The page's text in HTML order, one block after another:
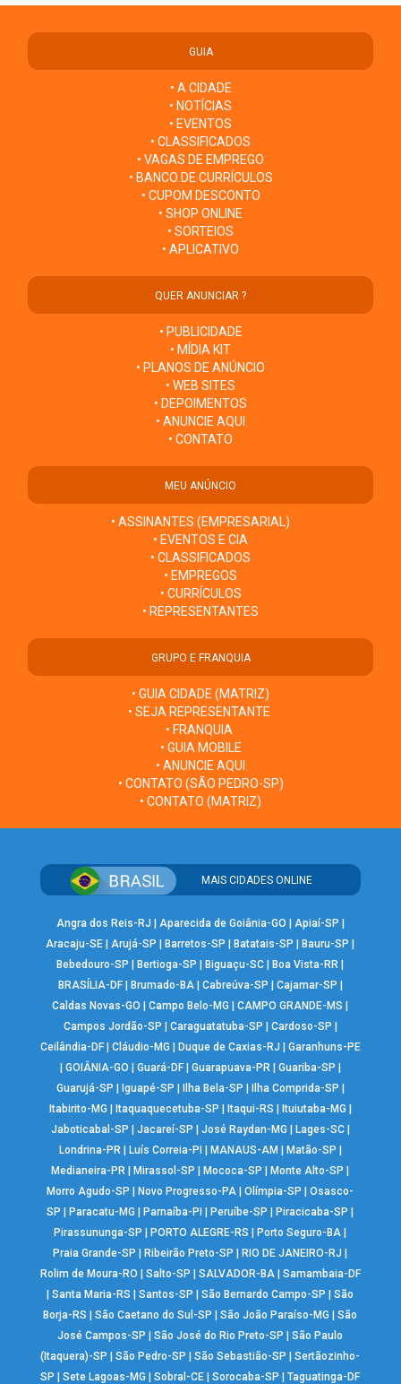
GUIA
• A CIDADE
• NOTÍCIAS
• EVENTOS
• CLASSIFICADOS
• VAGAS DE EMPREGO
• BANCO DE CURRÍCULOS
• CUPOM DESCONTO
• SHOP ONLINE
• SORTEIOS
• APLICATIVO
QUER ANUNCIAR ?
• PUBLICIDADE
• MÍDIA KIT
• PLANOS DE ANÚNCIO
• WEB SITES
• DEPOIMENTOS
• ANUNCIE AQUI
• CONTATO
MEU ANÚNCIO
• ASSINANTES (EMPRESARIAL)
• EVENTOS E CIA
• CLASSIFICADOS
• EMPREGOS
• CURRÍCULOS
• REPRESENTANTES
GRUPO E FRANQUIA
• GUIA CIDADE (MATRIZ)
• SEJA REPRESENTANTE
• FRANQUIA
• GUIA MOBILE
• ANUNCIE AQUI
• CONTATO (SÃO PEDRO-SP)
• CONTATO (MATRIZ)
MAIS CIDADES ONLINE
Angra dos Reis-RJ Aparecida de Goiânia-GO Apiaí-SP
Aracaju-SE |Arujá-SP Barretos-SP Batatais-SP Bauru-SP
Bebedouro-SP
Bertioga-SP Biguaçu-SC Boa Vista-RR
BRASÍLIA-DF| Brumado-BA| Cabreúva-SP Cajamar-SP
Caldas Novas-GO
|Campo Belo-MG |CAMPO GRANDE-MS
Campos Jordão-SP
Caraguatatuba-SP Cardoso-SP
Ceilândia-DF| Cláudio-MG Duque de Caxias-RJ
Garanhuns-PE
GOIÂNIA-GO Guará-DF| Guarapuava-PR| Guariba-SP
Guarujá-SP
Iguapé-SP Ilha Bela-SP Ilha Comprida-SP
Itabirito-MG
Itaquaquecetuba-SP Itaqui-RS Ituiutaba-MG
Jaboticabal-SP
Jacareí-SP José Raydan-MG Lages-SC|
Londrina-PR| Luís Correia-PI MANAUS-AM Matão-SP
Medianeira-PR
Mirassol-SP Mococa-SP Monte Alto-SP
Morro Agudo-SP
Novo Progresso-PA |Olímpia-SP |Osasco-
SP
Paracatu-MG Parnaíba-PI Peruíbe-SP Piracicaba-SP
Pirassununga-SP
PORTO ALEGRE-RS Porto Seguro-BA
Praia Grande-SP
Ribeirão Preto-SP RIO DE JANEIRO-RJ
Rolim de Moura-RO
Salto-SP SALVADOR-BA| Samambaia-DF
|Santa Maria-RS |Santos-SP |São Bernardo Campo-SP |São
Borja-RS
|São Caetano do Sul-SP |São João Paraíso-MG |São
José Campos-SP
|São José do Rio Preto-SP |São Paulo
(Itaquera)-SP
|São Pedro-SP |São Sebastião-SP |Sertãozinho-
SP
|Sete Lagoas-MG |Sobral-CE |Sorocaba-SP |Taguatinga-DF